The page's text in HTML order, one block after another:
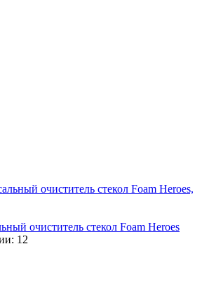
очиститель стекол Foam Heroes
12